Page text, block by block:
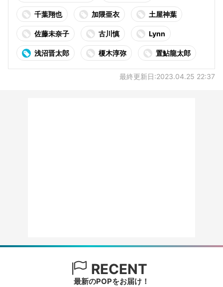
千葉翔也 加隈亜衣 土屋神葉
佐藤未奈子 古川慎 Lynn
浅沼晋太郎 榎木淳弥 置鮎龍太郎
最終更新日:2023.04.25 22:37
RECENT
最新のPOPをお届け！